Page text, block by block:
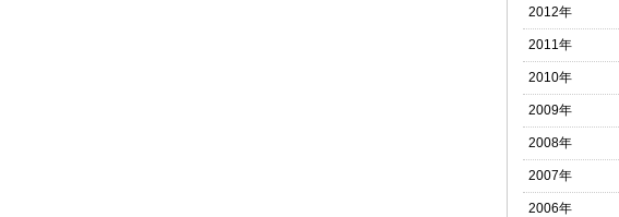
2012年
2011年
2010年
2009年
2008年
2007年
2006年